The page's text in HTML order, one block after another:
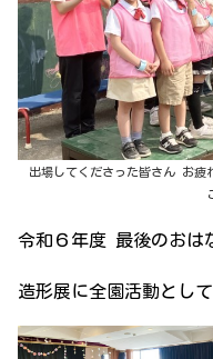
出場してくださった皆さん お疲
令和６年度 最後のおは
造形展に全園活動とし